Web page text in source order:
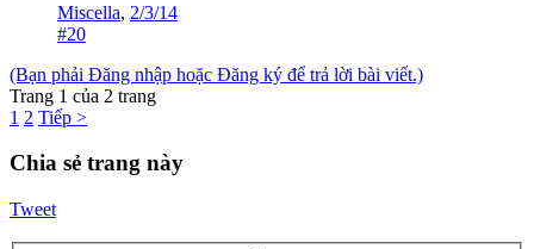
Miscella, 2/3/14
#20
(Bạn phải Đăng nhập hoặc Đăng ký để trả lời bài viết.)
Trang 1 của 2 trang
1 2 Tiếp >
Chia sẻ trang này
Tweet